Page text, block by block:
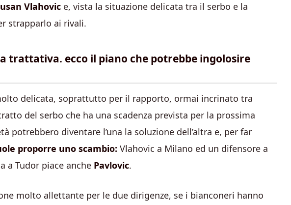
Vlahovic e, vista la situazione delicata tra il serbo e la
strapparlo ai rivali.
trattativa. ecco il piano che potrebbe ingolosire
delicata, soprattutto per il rapporto, ormai incrinato tra
del serbo che ha una scadenza prevista per la prossima
potrebbero diventare l’una la soluzione dell’altra e, per far
proporre uno scambio: Vlahovic a Milano ed un difensore a
a Tudor piace anche Pavlovic.
molto allettante per le due dirigenze, se i bianconeri hanno